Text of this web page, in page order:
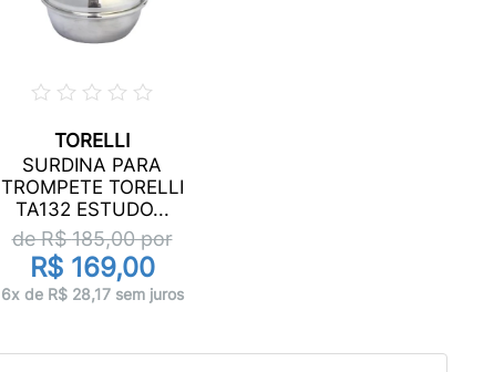
TORELLI
SURDINA PARA
TROMPETE TORELLI
TA132 ESTUDO...
de R$185,00por
R$ 169,00
6x de R$ 28,17 sem juros